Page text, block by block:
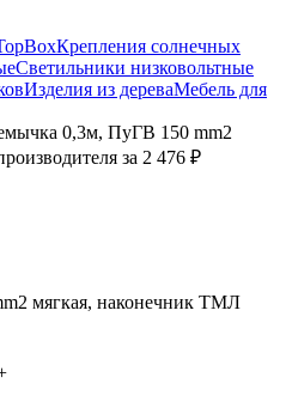
Крепления солнечных
Светильники низковольтные
Изделия из дереваМебель для
0,3м, ПуГВ 150 mm2
за 2 476 ₽
мягкая, наконечник ТМЛ